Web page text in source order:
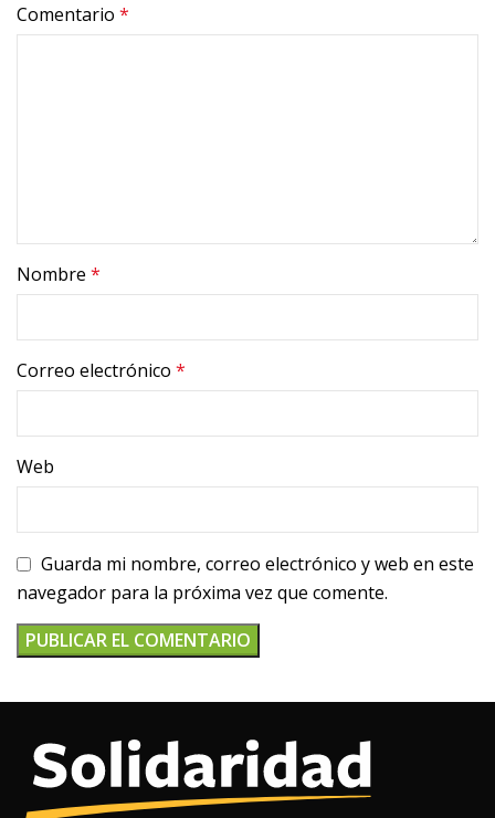
Comentario *
Nombre *
Correo electrónico *
Web
Guarda mi nombre, correo electrónico y web en este
navegador para la próxima vez que comente.